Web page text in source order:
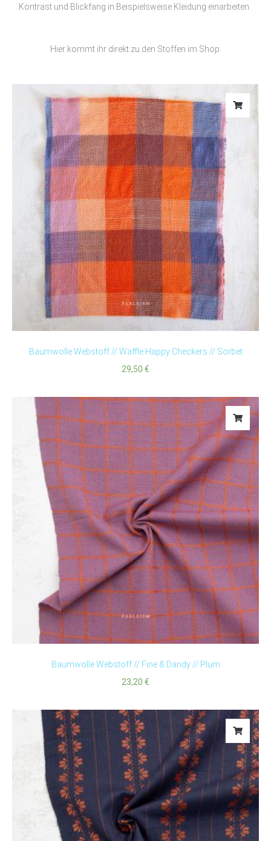
Kontrast und Blickfang in Beispielsweise Kleidung einarbeiten.
Hier kommt ihr direkt zu den Stoffen im Shop:
Baumwolle Webstoff // Waffle Happy Checkers // Sorbet
29,50 €
Baumwolle Webstoff // Fine & Dandy // Plum
23,20 €